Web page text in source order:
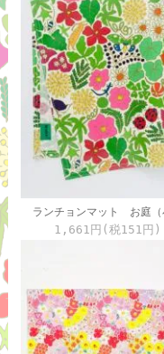
ランチョンマット お庭（
1,661円(税151円)